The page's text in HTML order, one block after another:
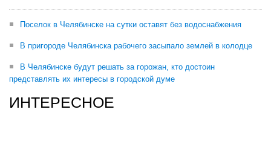
Поселок в Челябинске на сутки оставят без водоснабжения
В пригороде Челябинска рабочего засыпало землей в колодце
В Челябинске будут решать за горожан, кто достоин
представлять их интересы в городской думе
ИНТЕРЕСНОЕ